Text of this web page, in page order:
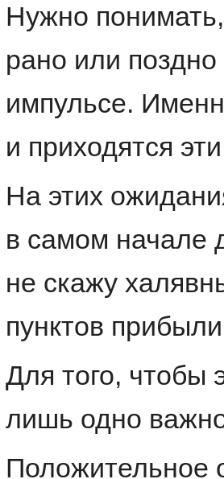
Нужно
рано или
импульсе.
и приходятся
На этих
в самом начале
не скажу
пунктов
Для того, чтобы
лишь одно
Положительное